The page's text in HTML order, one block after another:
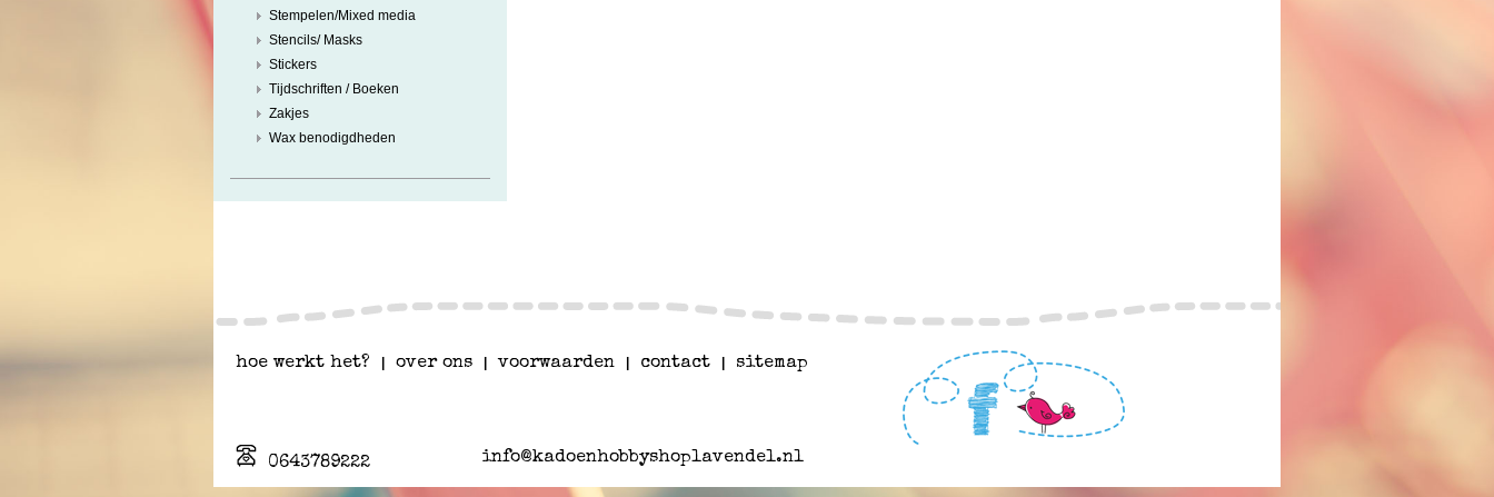
Stempelen/Mixed media
Stencils/ Masks
Stickers
Tijdschriften / Boeken
Zakjes
Wax benodigdheden
hoe werkt het? over ons voorwaarden contact sitemap
0643789222 info@kadoenhobbyshoplavendel.nl